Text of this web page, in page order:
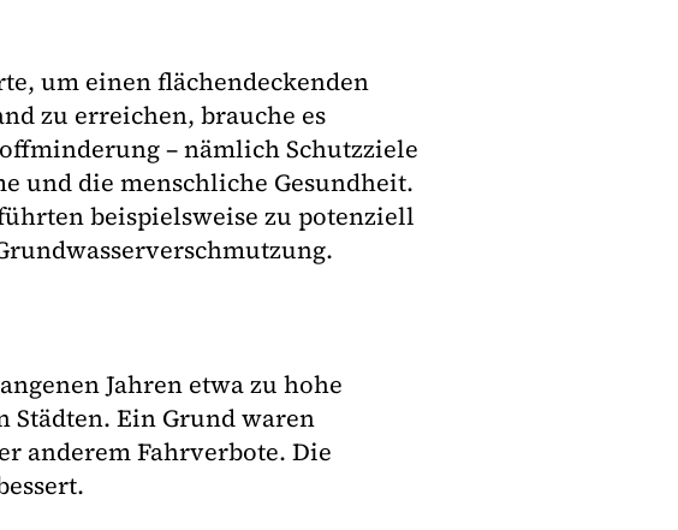
um einen flächendeckenden
zu erreichen, brauche es
– nämlich Schutzziele
und die menschliche Gesundheit.
beispielsweise zu potenziell
Jahren etwa zu hohe
Städten. Ein Grund waren
anderem Fahrverbote. Die